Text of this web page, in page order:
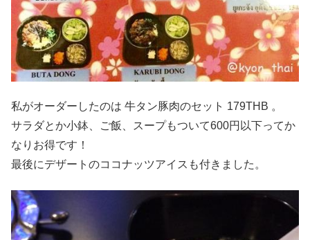
私がオーダーしたのは 牛タン豚肉のセット 179THB 。
サラダとか小鉢、ご飯、スープもついて600円以下ってか
なりお得です！
最後にデザートのココナッツアイスも付きました。